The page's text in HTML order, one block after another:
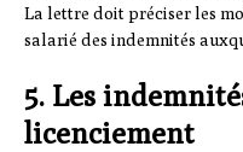
La lettre doit préciser les
salarié des indemnités
5. Les
licenciement